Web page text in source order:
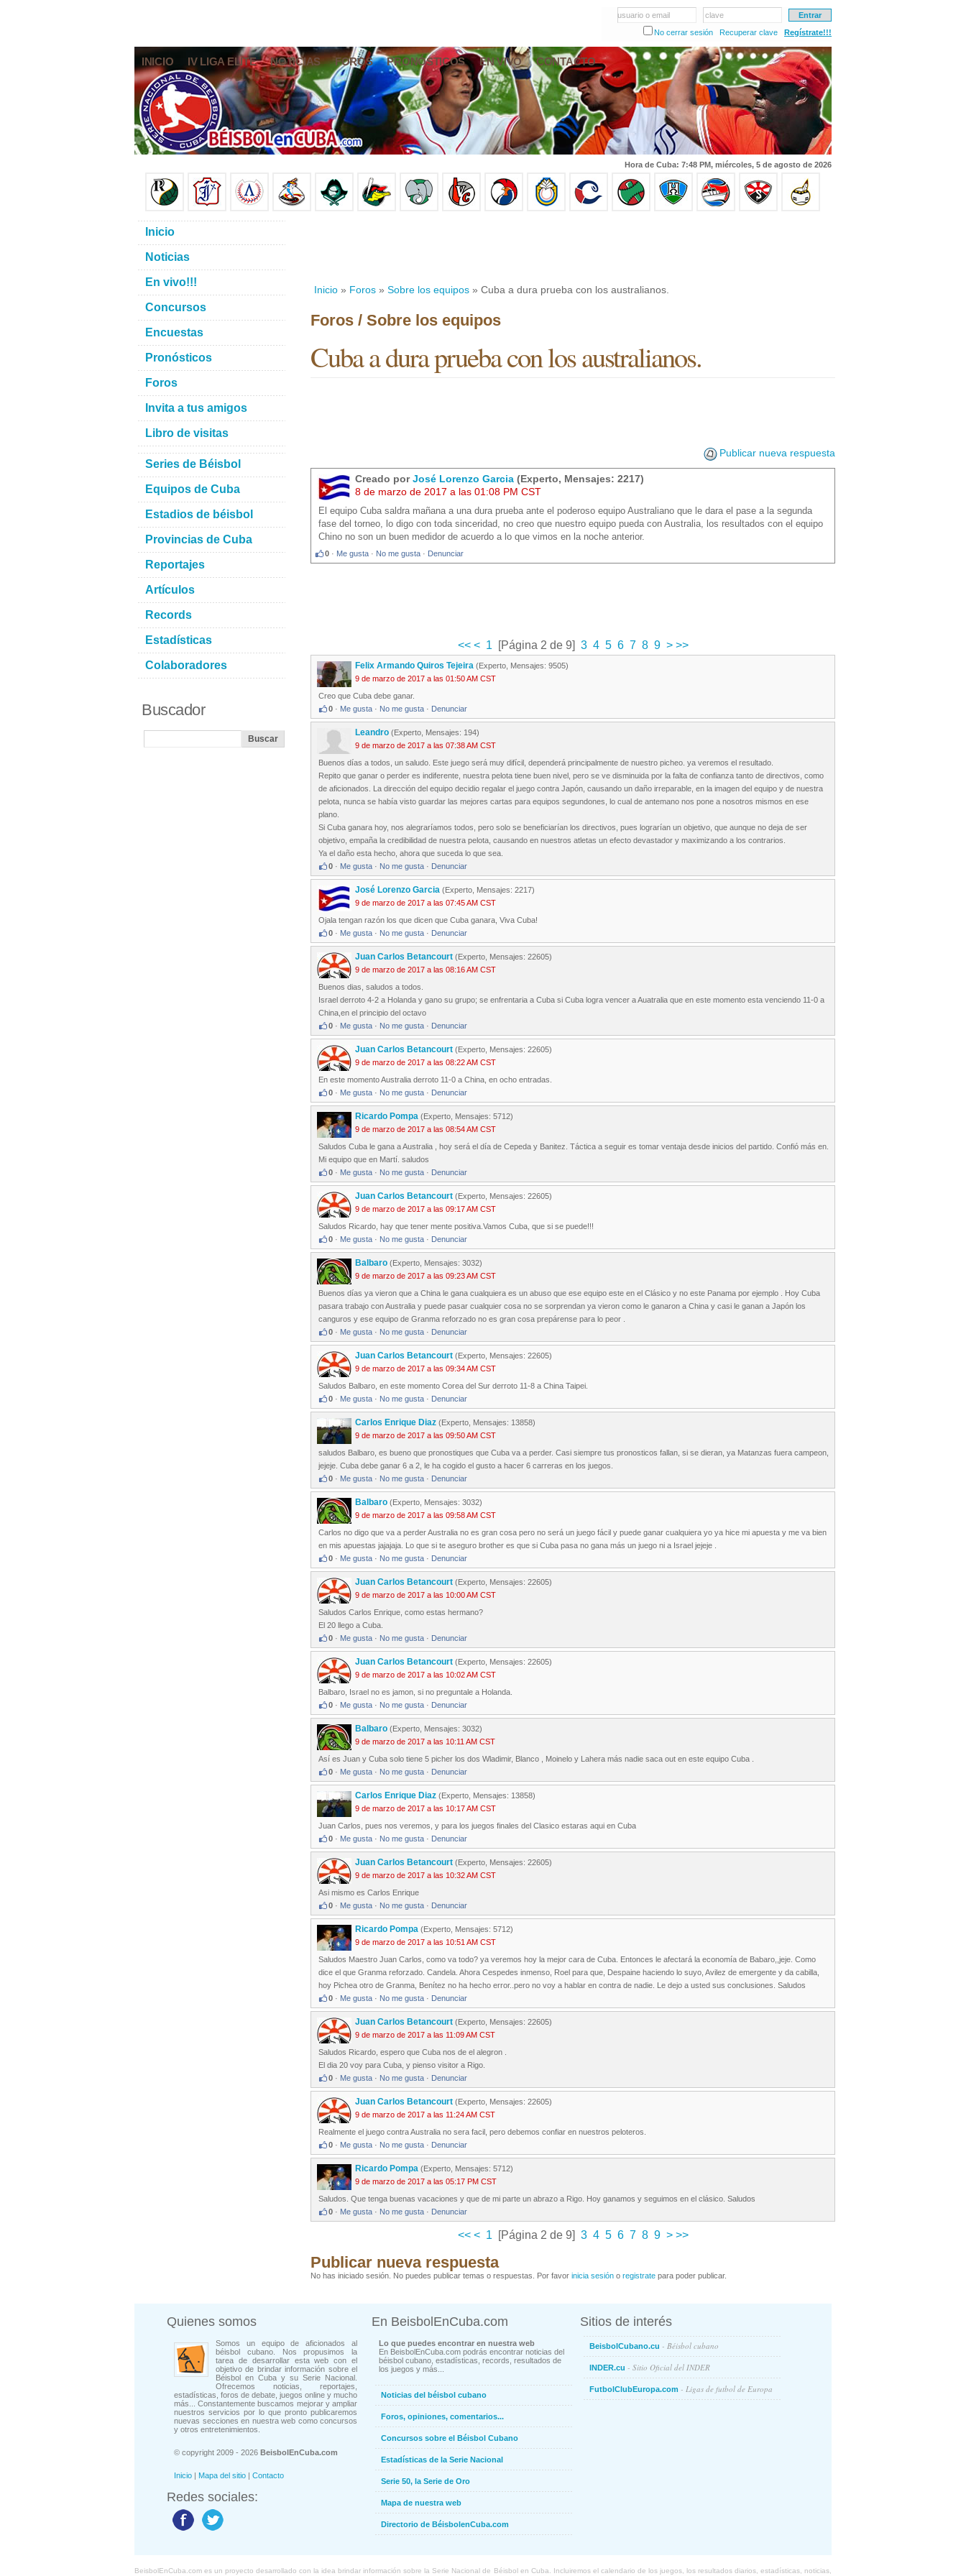
usuario o email
clave
No cerrar sesión
Recuperar clave Regístrate!!!
INICIO IV LIGA ELITE NOTICIAS FOROS PRONÓSTICOS EN VIVO CONTACTO
Hora de Cuba: 7:48 PM, miércoles, 5 de agosto de 2026
Inicio » Foros » Sobre los equipos » Cuba a dura prueba con los australianos.
Foros / Sobre los equipos
Cuba a dura prueba con los australianos.
Publicar nueva respuesta
Creado porJosé Lorenzo Garcia (Experto, Mensajes: 2217)
8 de marzo de 2017 a las 01:08 PM CST
El equipo Cuba saldra mañana a una dura prueba ante el poderoso equipo Australiano que le dara el pase a la segunda
fase del torneo, lo digo con toda sinceridad, no creo que nuestro equipo pueda con Australia, los resultados con el equipo
Chino no son un buen medidor de acuerdo a lo que vimos en la noche anterior.
0 · Me gusta · No me gusta · Denunciar
<< < 1 [Página 2 de 9] 3 4 5 6 7 8 9 >>>
Felix Armando Quiros Tejeira (Experto, Mensajes: 9505)
9 de marzo de 2017 a las 01:50 AM CST
Creo que Cuba debe ganar.
0 · Me gusta · No me gusta · Denunciar
Leandro (Experto, Mensajes: 194)
9 de marzo de 2017 a las 07:38 AM CST
Buenos días a todos, un saludo. Este juego será muy difícil, dependerá principalmente de nuestro picheo. ya veremos el resultado.
Repito que ganar o perder es indiferente, nuestra pelota tiene buen nivel, pero se ve disminuida por la falta de confianza tanto de directivos, como
de aficionados. La dirección del equipo decidio regalar el juego contra Japón, causando un daño irreparable, en la imagen del equipo y de nuestra
pelota, nunca se había visto guardar las mejores cartas para equipos segundones, lo cual de antemano nos pone a nosotros mismos en ese
plano.
Si Cuba ganara hoy, nos alegraríamos todos, pero solo se beneficiarían los directivos, pues lograrían un objetivo, que aunque no deja de ser
objetivo, empaña la credibilidad de nuestra pelota, causando en nuestros atletas un efecto devastador y maximizando a los contrarios.
Ya el daño esta hecho, ahora que suceda lo que sea.
0 · Me gusta · No me gusta · Denunciar
José Lorenzo Garcia (Experto, Mensajes: 2217)
9 de marzo de 2017 a las 07:45 AM CST
Ojala tengan razón los que dicen que Cuba ganara, Viva Cuba!
0 · Me gusta · No me gusta · Denunciar
Juan Carlos Betancourt (Experto, Mensajes: 22605)
9 de marzo de 2017 a las 08:16 AM CST
Buenos dias, saludos a todos.
Israel derroto 4-2 a Holanda y gano su grupo; se enfrentaria a Cuba si Cuba logra vencer a Auatralia que en este momento esta venciendo 11-0 a
China,en el principio del octavo
0 · Me gusta · No me gusta · Denunciar
Juan Carlos Betancourt (Experto, Mensajes: 22605)
9 de marzo de 2017 a las 08:22 AM CST
En este momento Australia derroto 11-0 a China, en ocho entradas.
0 · Me gusta · No me gusta · Denunciar
Ricardo Pompa (Experto, Mensajes: 5712)
9 de marzo de 2017 a las 08:54 AM CST
Saludos Cuba le gana a Australia , hoy será el día de Cepeda y Banitez. Táctica a seguir es tomar ventaja desde inicios del partido. Confió más en.
Mi equipo que en Martí. saludos
0 · Me gusta · No me gusta · Denunciar
Juan Carlos Betancourt (Experto, Mensajes: 22605)
9 de marzo de 2017 a las 09:17 AM CST
Saludos Ricardo, hay que tener mente positiva.Vamos Cuba, que si se puede!!!
0 · Me gusta · No me gusta · Denunciar
Balbaro (Experto, Mensajes: 3032)
9 de marzo de 2017 a las 09:23 AM CST
Buenos días ya vieron que a China le gana cualquiera es un abuso que ese equipo este en el Clásico y no este Panama por ejemplo . Hoy Cuba
pasara trabajo con Australia y puede pasar cualquier cosa no se sorprendan ya vieron como le ganaron a China y casi le ganan a Japón los
canguros y ese equipo de Granma reforzado no es gran cosa prepárense para lo peor .
0 · Me gusta · No me gusta · Denunciar
Juan Carlos Betancourt (Experto, Mensajes: 22605)
9 de marzo de 2017 a las 09:34 AM CST
Saludos Balbaro, en este momento Corea del Sur derroto 11-8 a China Taipei.
0 · Me gusta · No me gusta · Denunciar
Carlos Enrique Diaz (Experto, Mensajes: 13858)
9 de marzo de 2017 a las 09:50 AM CST
saludos Balbaro, es bueno que pronostiques que Cuba va a perder. Casi siempre tus pronosticos fallan, si se dieran, ya Matanzas fuera campeon,
jejeje. Cuba debe ganar 6 a 2, le ha cogido el gusto a hacer 6 carreras en los juegos.
0 · Me gusta · No me gusta · Denunciar
Balbaro (Experto, Mensajes: 3032)
9 de marzo de 2017 a las 09:58 AM CST
Carlos no digo que va a perder Australia no es gran cosa pero no será un juego fácil y puede ganar cualquiera yo ya hice mi apuesta y me va bien
en mis apuestas jajajaja. Lo que si te aseguro brother es que si Cuba pasa no gana más un juego ni a Israel jejeje .
0 · Me gusta · No me gusta · Denunciar
Juan Carlos Betancourt (Experto, Mensajes: 22605)
9 de marzo de 2017 a las 10:00 AM CST
Saludos Carlos Enrique, como estas hermano?
El 20 llego a Cuba.
0 · Me gusta · No me gusta · Denunciar
Juan Carlos Betancourt (Experto, Mensajes: 22605)
9 de marzo de 2017 a las 10:02 AM CST
Balbaro, Israel no es jamon, si no preguntale a Holanda.
0 · Me gusta · No me gusta · Denunciar
Balbaro (Experto, Mensajes: 3032)
9 de marzo de 2017 a las 10:11 AM CST
Así es Juan y Cuba solo tiene 5 picher los dos Wladimir, Blanco , Moinelo y Lahera más nadie saca out en este equipo Cuba .
0 · Me gusta · No me gusta · Denunciar
Carlos Enrique Diaz (Experto, Mensajes: 13858)
9 de marzo de 2017 a las 10:17 AM CST
Juan Carlos, pues nos veremos, y para los juegos finales del Clasico estaras aqui en Cuba
0 · Me gusta · No me gusta · Denunciar
Juan Carlos Betancourt (Experto, Mensajes: 22605)
9 de marzo de 2017 a las 10:32 AM CST
Asi mismo es Carlos Enrique
0 · Me gusta · No me gusta · Denunciar
Ricardo Pompa (Experto, Mensajes: 5712)
9 de marzo de 2017 a las 10:51 AM CST
Saludos Maestro Juan Carlos, como va todo? ya veremos hoy la mejor cara de Cuba. Entonces le afectará la economía de Babaro,,jeje. Como
dice el que Granma reforzado. Candela. Ahora Cespedes inmenso, Roel para que, Despaine haciendo lo suyo, Avilez de emergente y da cabilla,
hoy Pichea otro de Granma, Benítez no ha hecho error..pero no voy a hablar en contra de nadie. Le dejo a usted sus conclusiones. Saludos
0 · Me gusta · No me gusta · Denunciar
Juan Carlos Betancourt (Experto, Mensajes: 22605)
9 de marzo de 2017 a las 11:09 AM CST
Saludos Ricardo, espero que Cuba nos de el alegron .
El dia 20 voy para Cuba, y pienso visitor a Rigo.
0 · Me gusta · No me gusta · Denunciar
Juan Carlos Betancourt (Experto, Mensajes: 22605)
9 de marzo de 2017 a las 11:24 AM CST
Realmente el juego contra Australia no sera facil, pero debemos confiar en nuestros peloteros.
0 · Me gusta · No me gusta · Denunciar
Ricardo Pompa (Experto, Mensajes: 5712)
9 de marzo de 2017 a las 05:17 PM CST
Saludos. Que tenga buenas vacaciones y que de mi parte un abrazo a Rigo. Hoy ganamos y seguimos en el clásico. Saludos
0 · Me gusta · No me gusta · Denunciar
<< < 1 [Página 2 de 9] 3 4 5 6 7 8 9 >>>
Publicar nueva respuesta
No has iniciado sesión. No puedes publicar temas o respuestas. Por favor inicia sesión o registrate para poder publicar.
Inicio
Noticias
En vivo!!!
Concursos
Encuestas
Pronósticos
Foros
Invita a tus amigos
Libro de visitas
Series de Béisbol
Equipos de Cuba
Estadios de béisbol
Provincias de Cuba
Reportajes
Artículos
Records
Estadísticas
Colaboradores
Buscador
Quienes somos
Somos un equipo de aficionados al
béisbol cubano. Nos propusimos la
tarea de desarrollar esta web con el
objetivo de brindar información sobre el
Béisbol en Cuba y su Serie Nacional.
Ofrecemos noticias, reportajes,
estadísticas, foros de debate, juegos online y mucho
más... Constantemente buscamos mejorar y ampliar
nuestros servicios por lo que pronto publicaremos
nuevas secciones en nuestra web como concursos
y otros entretenimientos.
© copyright 2009 - 2026 BeisbolEnCuba.com
Inicio | Mapa del sitio | Contacto
Redes sociales:
En BeisbolEnCuba.com
Lo que puedes encontrar en nuestra web
En BeisbolEnCuba.com podrás encontrar noticias del
béisbol cubano, estadísticas, records, resultados de
los juegos y más...
Noticias del béisbol cubano
Foros, opiniones, comentarios...
Concursos sobre el Béisbol Cubano
Estadísticas de la Serie Nacional
Serie 50, la Serie de Oro
Mapa de nuestra web
Directorio de BéisbolenCuba.com
Sitios de interés
BeisbolCubano.cu - Béisbol cubano
INDER.cu - Sitio Oficial del INDER
FutbolClubEuropa.com - Ligas de futbol de Europa
BeisbolEnCuba.com es un proyecto desarrollado con la idea brindar información sobre la Serie Nacional de Béisbol en Cuba. Incluiremos el calendario de los juegos, los resultados diarios, estadísticas, noticias,